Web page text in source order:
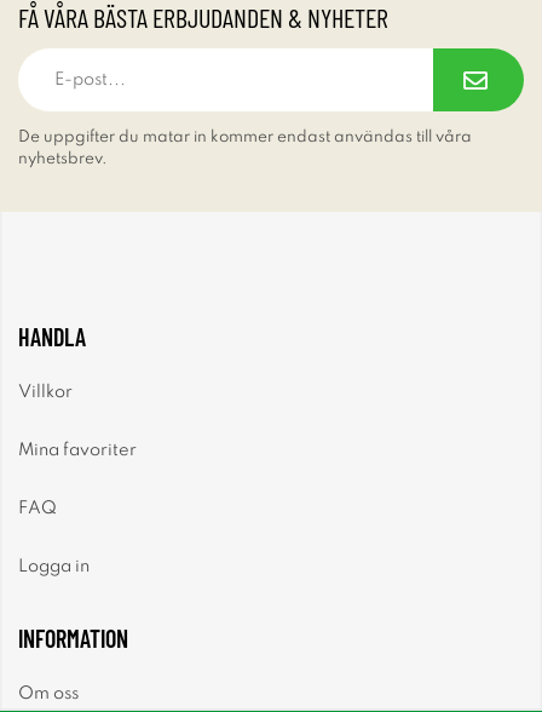
FÅ VÅRA BÄSTA ERBJUDANDEN & NYHETER
De uppgifter du matar in kommer endast användas till våra
nyhetsbrev.
HANDLA
Villkor
Mina favoriter
FAQ
Logga in
INFORMATION
Om oss